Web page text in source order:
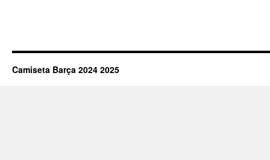
Camiseta Barça 2024 2025